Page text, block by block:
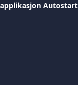
Autostart